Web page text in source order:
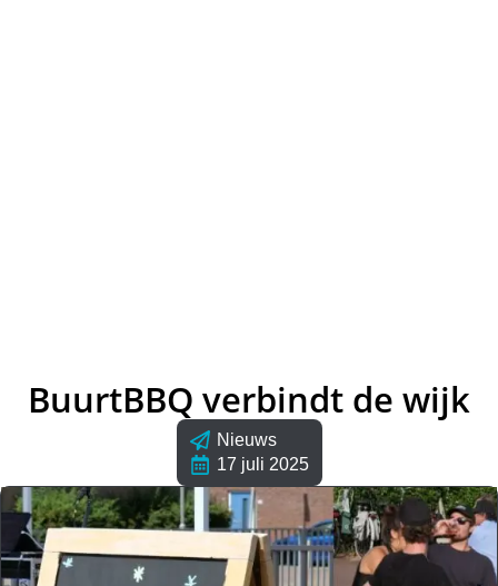
BuurtBBQ verbindt de wijk
Nieuws
17 juli 2025